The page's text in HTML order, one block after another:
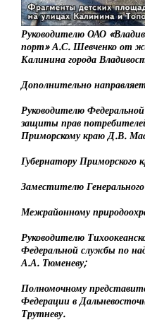
Руководителю ОАО
порт» А.С. Шевченко от
Калинина города
Дополнительно
Руководителю
защиты прав
Приморскому краю Д.В.
Губернатору Приморского
Заместителю
Межрайонному
Руководителю
Федеральной службы по
А.А. Тюменеву;
Полномочному
Федерации в
Трутневу.